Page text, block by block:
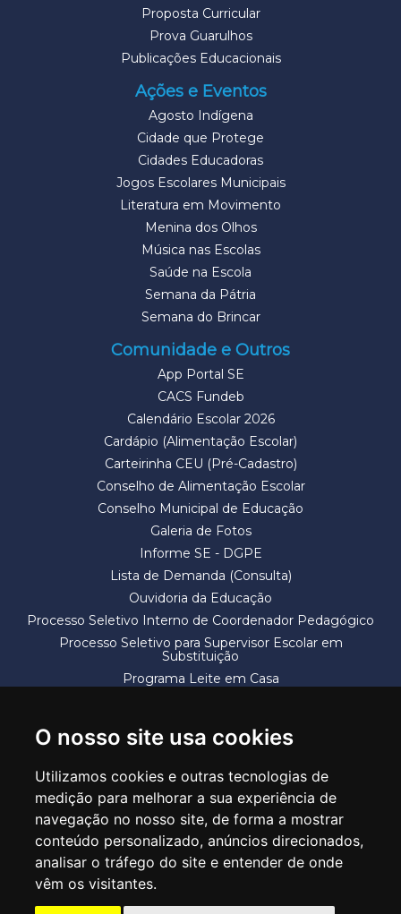
O nosso site usa cookies
Utilizamos cookies e outras tecnologias de
medição para melhorar a sua experiência de
navegação no nosso site, de forma a mostrar
conteúdo personalizado, anúncios direcionados,
analisar o tráfego do site e entender de onde
vêm os visitantes.
Proposta Curricular
Prova Guarulhos
Publicações Educacionais
Ações e Eventos
Agosto Indígena
Cidade que Protege
Cidades Educadoras
Jogos Escolares Municipais
Literatura em Movimento
Menina dos Olhos
Música nas Escolas
Saúde na Escola
Semana da Pátria
Semana do Brincar
Comunidade e Outros
App Portal SE
CACS Fundeb
Calendário Escolar 2026
Cardápio (Alimentação Escolar)
Carteirinha CEU (Pré-Cadastro)
Conselho de Alimentação Escolar
Conselho Municipal de Educação
Galeria de Fotos
Informe SE - DGPE
Lista de Demanda (Consulta)
Ouvidoria da Educação
Processo Seletivo Interno de Coordenador Pedagógico
Processo Seletivo para Supervisor Escolar em
Substituição
Programa Leite em Casa
SECRETARIA DE EDUCAÇÃO
Rua Claudino Barbosa, 313 - Macedo - Guarulhos/SP CEP 07113-040
Central de Atendimento: *55 11 2475-7300